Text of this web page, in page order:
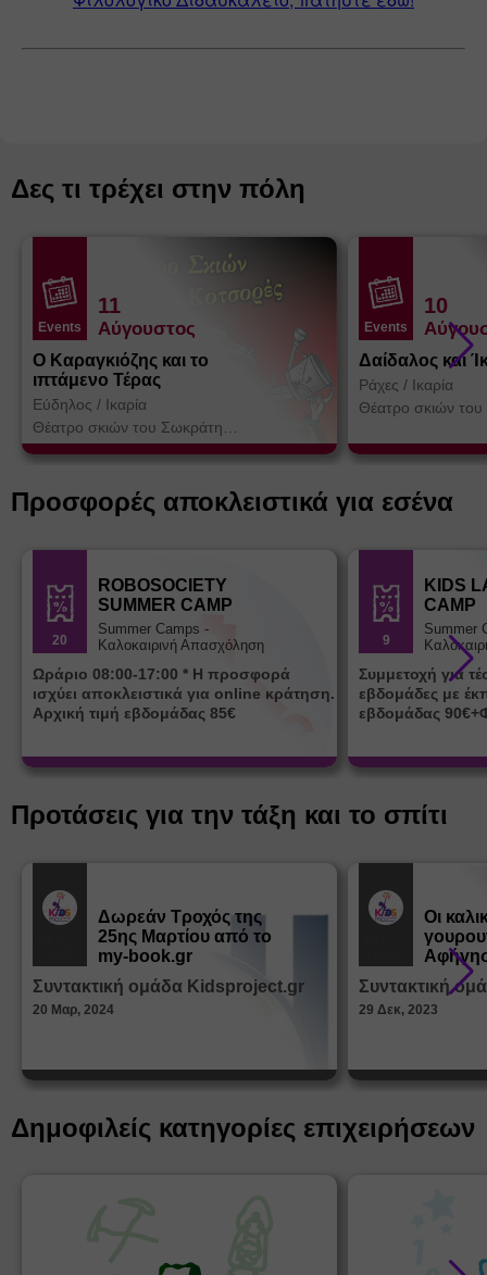
Δες τι τρέχει στην πόλη
Events
11
Αύγουστος
Ο Καραγκιόζης και το
ιπτάμενο Τέρας
Εύδηλος / Ικαρία
Θέατρο σκιών του Σωκράτη
Κοτσορέ
Events
10
Δαίδαλος και
Ράχες / Ικαρία
Θέατρο σκιών
Προσφορές αποκλειστικά για εσένα
20
ROBOSOCIETY
SUMMER CAMP
Summer Camps -
Καλοκαιρινή Απασχόληση
Ωράριο 08:00-17:00 * Η προσφορά
ισχύει αποκλειστικά για online κράτηση.
Αρχική τιμή εβδομάδας 85€
9
KIDS
CAMP
Summer
Συμμετοχή για
εβδομάδες με
εβδομάδας
Προτάσεις για την τάξη και το σπίτι
Δωρεάν Tροχός της
25ης Μαρτίου από το
my-book.gr
Συντακτική ομάδα Kidsproject.gr
20 Μαρ, 2024
Οι
από τα
Συντακτική
29 Δεκ, 2023
Δημοφιλείς κατηγορίες επιχειρήσεων